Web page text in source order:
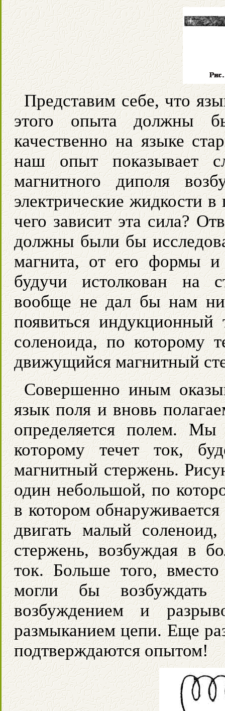
Представим себе, что
этого опыта должны
качественно на языке
наш опыт показывает
магнитного диполя
электрические жидкости
чего зависит эта сила?
должны были бы
магнита, от его формы
будучи истолкован на
вообще не дал бы нам
появиться индукционный
соленоида, по которому
движущийся магнитный
Совершенно иным
язык поля и вновь
определяется полем.
которому течет ток,
магнитный стержень.
один небольшой, по
в котором
двигать малый
стержень, возбуждая в
ток. Больше того,
могли бы возбуждать
возбуждением и
размыканием цепи. Еще
подтверждаются опытом!